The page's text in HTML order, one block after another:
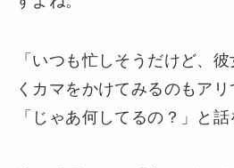
「いつも忙しそうだけど、
くカマをかけてみるのもア
「じゃあ何してるの？」と話